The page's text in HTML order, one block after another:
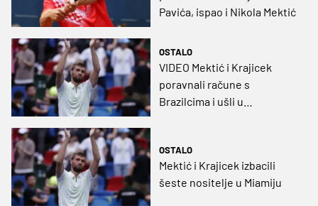
Pavića, ispao i Nikola Mektić
OSTALO
VIDEO Mektić i Krajicek
poravnali račune s
Brazilcima i ušli u
OSTALO
Mektić i Krajicek izbacili
šeste nositelje u Miamiju